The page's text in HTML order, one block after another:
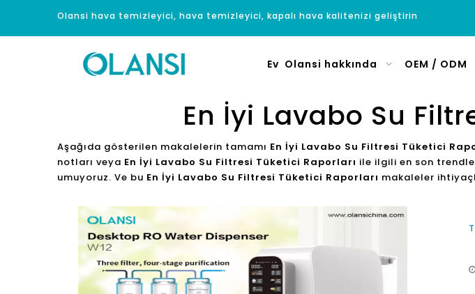
Olansi hava temizleyici, hava temizleyici, kapalı hava kalitenizi geliştirin
Ev Olansi hakkında OEM / ODM
En İyi Lavabo Su
Aşağıda gösterilen makalelerin tamamı En İyi Lavabo Su Filtresi Tüketici
notları veya En İyi Lavabo Su Filtresi Tüketici Raporları ile ilgili en son
umuyoruz. Ve bu En İyi Lavabo Su Filtresi Tüketici Raporları makaleler